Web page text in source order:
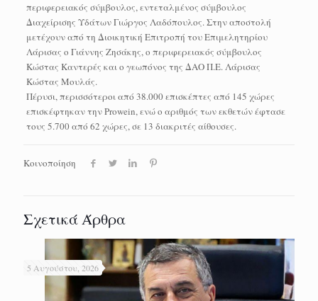
περιφερειακός σύμβουλος, εντεταλμένος σύμβουλος
Διαχείρισης Υδάτων Γιώργος Λαδόπουλος. Στην αποστολή
μετέχουν από τη Διοικητική Επιτροπή του Επιμελητηρίου
Λάρισας ο Γιάννης Ζησάκης, ο περιφερειακός σύμβουλος
Κώστας Καντερές και ο γεωπόνος της ΔΑΟ Π.Ε. Λάρισας
Κώστας Μουλάς.
Πέρυσι, περισσότεροι από 38.000 επισκέπτες από 145 χώρες
επισκέφτηκαν την Prowein, ενώ ο αριθμός των εκθετών έφτασε
τους 5.700 από 62 χώρες, σε 13 διακριτές αίθουσες.
Κοινοποίηση
Σχετικά Άρθρα
5 Αυγούστου, 2026